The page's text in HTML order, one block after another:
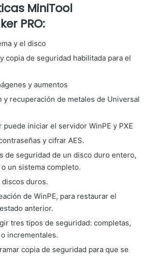
MiniTool
PRO:
y el disco
copia de seguridad habilitada para el
y aumentos
y recuperación de metales de Universal
puede iniciar el servidor WinPE y PXE
y cifrar AES.
de seguridad de un disco duro entero,
un sistema completo.
duros.
de WinPE, para restaurar el
anterior.
tres tipos de seguridad: completas,
incrementales.
copia de seguridad para que se